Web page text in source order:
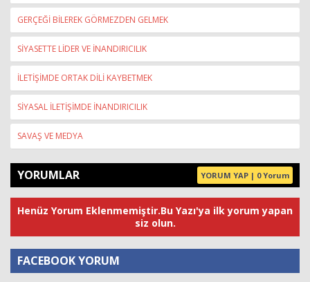
GERÇEĞİ BİLEREK GÖRMEZDEN GELMEK
SİYASETTE LİDER VE İNANDIRICILIK
İLETİŞİMDE ORTAK DİLİ KAYBETMEK
SİYASAL İLETİŞİMDE İNANDIRICILIK
SAVAŞ VE MEDYA
YORUMLAR YORUM YAP | 0 Yorum
Henüz Yorum Eklenmemiştir.Bu Yazı'ya ilk yorum yapan
siz olun.
FACEBOOK YORUM